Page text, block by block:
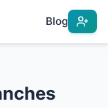
Blog